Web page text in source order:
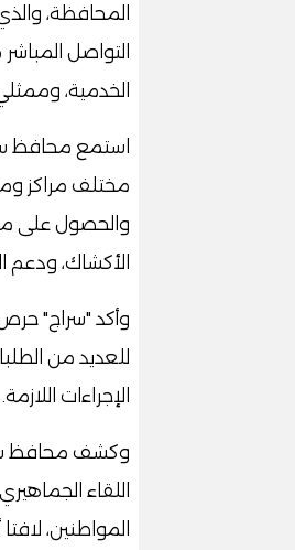
المحافظة،
التواصل
الخدمية،
استمع محافظ
مختلف مراكز
والحصول على
الأكشاك، ودعم
وأكد "سراج"
للعديد من
الإجراءات اللازمة.
وكشف محافظ
اللقاء
المواطنين،